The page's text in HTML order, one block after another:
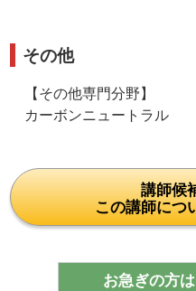
その他
【その他専門分野】
カーボンニュートラル
講師候
この講師につ
お急ぎの方